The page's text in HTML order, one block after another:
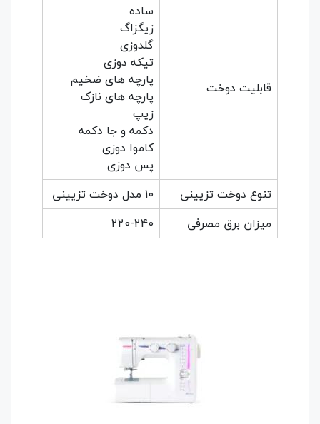
قابلیت دوخت
ساده
زیگزاگ
گلدوزی
تیکه دوزی
پارچه های ضخیم
پارچه های نازک
زیپ
دکمه و جا دکمه
کاموا دوزی
پس دوزی
تنوع دوخت تزیینی
10 مدل دوخت تزیینی
میزان برق مصرفی
220-240